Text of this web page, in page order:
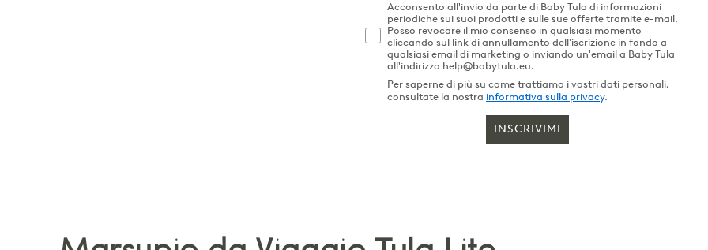
Acconsento all'invio da parte di Baby Tula di informazioni
periodiche sui suoi prodotti e sulle sue offerte tramite e-mail.
Posso revocare il mio consenso in qualsiasi momento
cliccando sul link di annullamento dell'iscrizione in fondo a
qualsiasi email di marketing o inviando un'email a Baby Tula
all'indirizzo help@babytula.eu.
Per saperne di più su come trattiamo i vostri dati personali,
consultate la nostra informativa sulla privacy.
INSCRIVIMI